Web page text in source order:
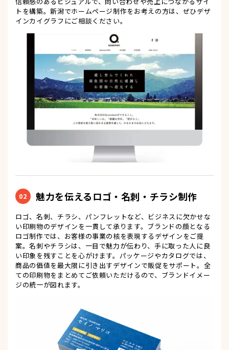
トを構築。新潟でホームページ制作をお考えの方は、ぜひデザ
インカイグラフにご相談ください。
02 魅力を伝えるロゴ・名刺・チラシ制作
ロゴ、名刺、チラシ、パンフレットなど、ビジネスに欠かせな
い印刷物のデザインを一貫して承ります。ブランドの顔となる
ロゴ制作では、お客様の事業の核を表現するデザインをご提
案。名刺やチラシは、一目で魅力が伝わり、手に取った人に良
い印象を残すことを心がけます。パッケージやカタログでは、
商品の価値を最大限に引き出すデザインで販促をサポート。全
ての印刷物をまとめてご依頼いただけるので、ブランドイメー
ジの統一が図れます。